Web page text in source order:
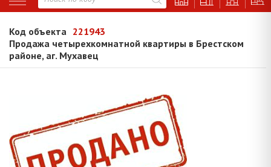
Код объекта 221943
Продажа четырехкомнатной квартиры в Брестском
районе, аг. Мухавец